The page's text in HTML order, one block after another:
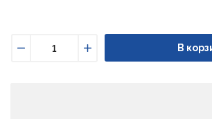
Увеличить
В